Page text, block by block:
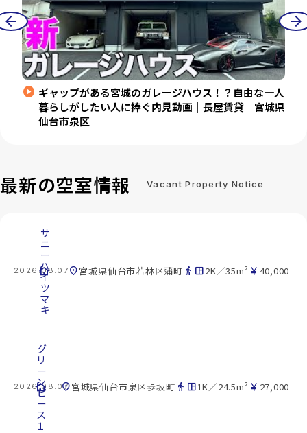
arrow_back arrow_forward
play_circle ギャップがある宮城のガレージハウス！？自由な一人
暮らしがしたい人に捧ぐ内見動画｜長屋賃貸｜宮城県
仙台市泉区
最新の空室情報 Vacant Property Notice
2026.08.07
cottage
サ
ニ
ー
ハ
イ
ツ
マ
キ
location_on宮城県仙台市若林区蒲町 directions_walk space_dashboard2K／35m² currency_yen 40,000-
2026.08.07
cottage
グ
リ
ー
ン
ピ
ー
ス
１
location_on宮城県仙台市泉区歩坂町 directions_walk space_dashboard1K／24.5m² currency_yen 27,000-